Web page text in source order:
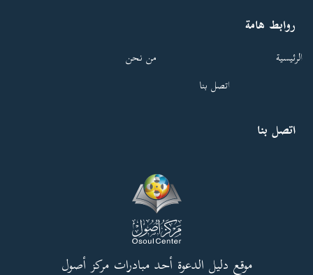
روابط هامة
الرئيسية
من نحن
اتصل بنا
اتصل بنا
موقع دليل الدعوة أحد مبادرات مركز أصول